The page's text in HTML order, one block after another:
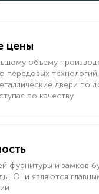
цены
объему
передовых
двери по
по качеству
фурнитуры и замков
Они являются